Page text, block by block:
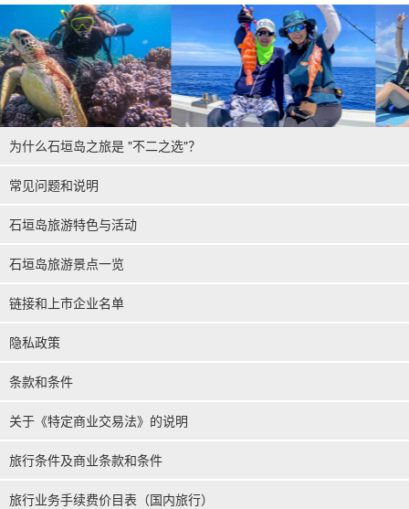
为什么石垣岛之旅是 "不二之选"？
常见问题和说明
石垣岛旅游特色与活动
石垣岛旅游景点一览
链接和上市企业名单
隐私政策
条款和条件
关于《特定商业交易法》的说明
旅行条件及商业条款和条件
旅行业务手续费价目表（国内旅行）